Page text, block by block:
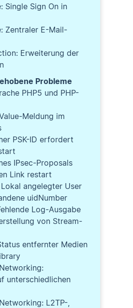
Single Sign On in
Zentraler E-Mail-
Erweiterung der
Probleme
PHP5 und PHP-
Meldung im
PSK-ID erfordert
IPsec-Proposals
Link restart
angelegter User
uidNumber
Log-Ausgabe
von Stream-
entfernter Medien
unterschiedlichen
L2TP-,